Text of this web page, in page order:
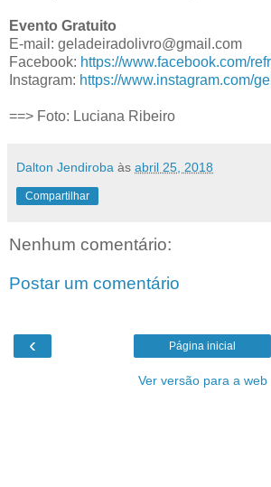
Evento Gratuito
E-mail: geladeiradolivro@gmail.com
Facebook: https://www.facebook.com/
Instagram: https://www.instagram.com/
==> Foto: Luciana Ribeiro
Dalton Jendiroba às abril 25, 2018
Compartilhar
Nenhum comentário:
Postar um comentário
‹ Página inicial
Ver versão para a web